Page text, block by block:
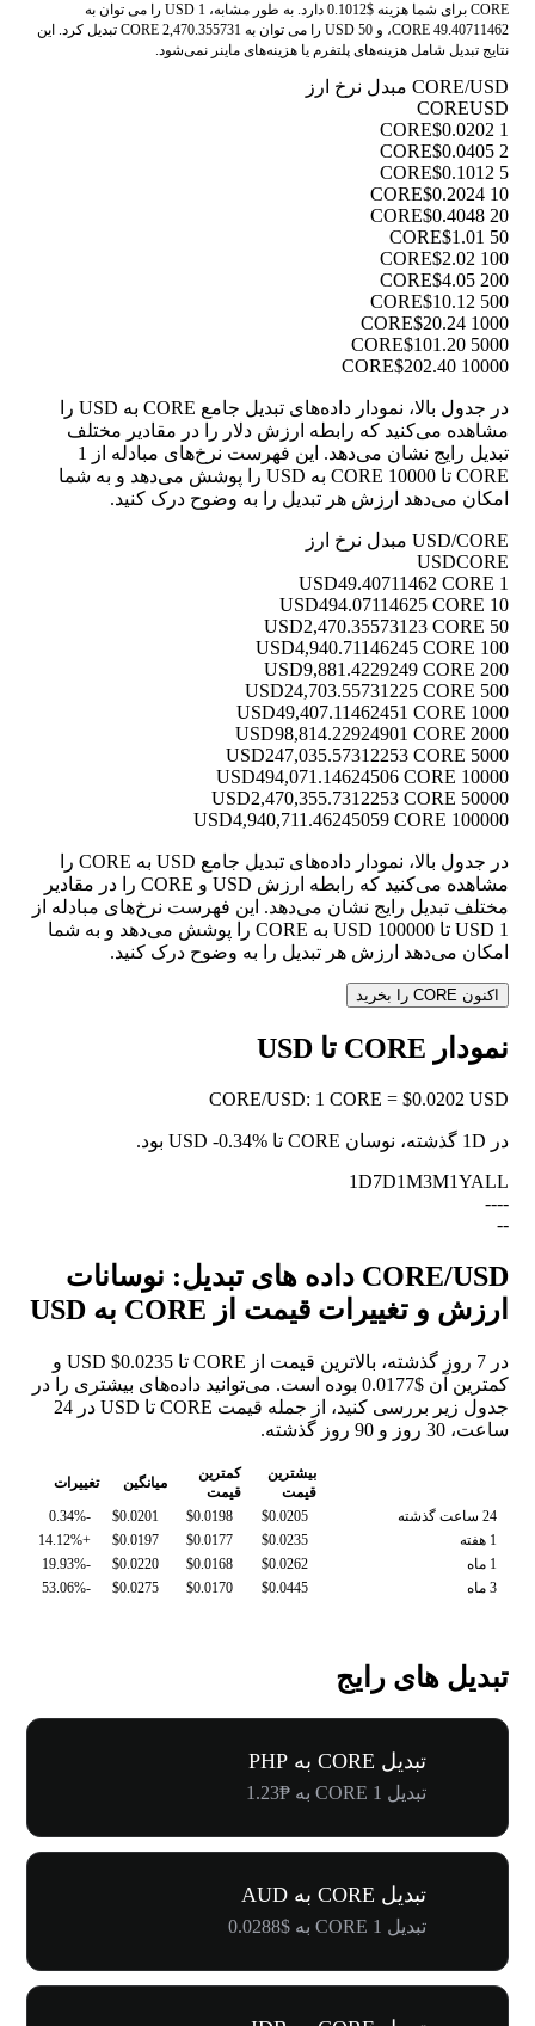
CORE برای شما هزینه $0.1012 دارد. به طور مشابه، 1 USD را می توان به
49.40711462 CORE، و 50 USD را می توان به 2,470.355731 CORE تبدیل کرد. این
نتایج تبدیل شامل هزینه‌های پلتفرم یا هزینه‌های ماینر نمی‌شود.
CORE/USD مبدل نرخ ارز
COREUSD
1 CORE
$0.0202
2 CORE
$0.0405
5 CORE
$0.1012
10 CORE
$0.2024
20 CORE
$0.4048
50 CORE
$1.01
100 CORE
$2.02
200 CORE
$4.05
500 CORE
$10.12
1000 CORE
$20.24
5000 CORE
$101.20
10000 CORE
$202.40
در جدول بالا، نمودار داده‌های تبدیل جامع CORE به USD را
مشاهده می‌کنید که رابطه ارزش دلار را در مقادیر مختلف
تبدیل رایج نشان می‌دهد. این فهرست نرخ‌های مبادله از 1
CORE تا 10000 CORE به USD را پوشش می‌دهد و به شما
امکان می‌دهد ارزش هر تبدیل را به وضوح درک کنید.
USD/CORE مبدل نرخ ارز
USDCORE
1 USD
49.40711462 CORE
10 USD
494.07114625 CORE
50 USD
2,470.35573123 CORE
100 USD
4,940.71146245 CORE
200 USD
9,881.4229249 CORE
500 USD
24,703.55731225 CORE
1000 USD
49,407.11462451 CORE
2000 USD
98,814.22924901 CORE
5000 USD
247,035.57312253 CORE
10000 USD
494,071.14624506 CORE
50000 USD
2,470,355.7312253 CORE
100000 USD
4,940,711.46245059 CORE
در جدول بالا، نمودار داده‌های تبدیل جامع USD به CORE را
مشاهده می‌کنید که رابطه ارزش USD و CORE را در مقادیر
مختلف تبدیل رایج نشان می‌دهد. این فهرست نرخ‌های مبادله از
1 USD تا 100000 USD به CORE را پوشش می‌دهد و به شما
امکان می‌دهد ارزش هر تبدیل را به وضوح درک کنید.
اکنون CORE را بخرید
نمودار CORE تا USD
CORE/USD: 1 CORE = $0.0202 USD
در 1D گذشته، نوسان CORE تا USD -0.34%
بود.
1D7D1M3M1YALL
--
--
--
CORE/USD داده های تبدیل: نوسانات
ارزش و تغییرات قیمت از CORE به USD
در 7 روز گذشته، بالاترین قیمت از CORE تا USD $0.0235 و
کمترین آن $0.0177 بوده است. می‌توانید داده‌های بیشتری را در
جدول زیر بررسی کنید، از جمله قیمت CORE تا USD در 24
ساعت، 30 روز و 90 روز گذشته.
بیشترین
قیمت
کمترین
قیمت
میانگین
تغییرات
24 ساعت گذشته
$0.0205
$0.0198
$0.0201
-0.34%
1 هفته
$0.0235
$0.0177
$0.0197
+14.12%
1 ماه
$0.0262
$0.0168
$0.0220
-19.93%
3 ماه
$0.0445
$0.0170
$0.0275
-53.06%
تبدیل های رایج
تبدیل CORE به PHP
تبدیل 1 CORE به ₱1.23
تبدیل CORE به AUD
تبدیل 1 CORE به $0.0288